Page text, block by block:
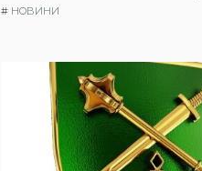
# НОВИНИ